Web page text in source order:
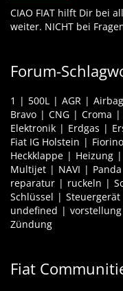
CIAO FIAT hilft Dir bei
weiter. NICHT bei
Forum-
1 500L AGR Airbag
Bravo
CNG Croma
Elektronik
Erdgas
Fiat IG Holstein
Fiorino
Heckklappe
Heizung
Multijet
NAVI Panda
reparatur
ruckeln
Schlüssel
Steuergerät
undefined
vorstellung
Zündung
Fiat